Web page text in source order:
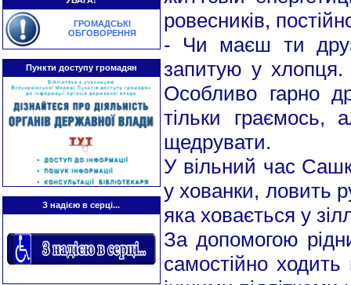
ГРОМАДСЬКІ
ОБГОВОРЕННЯ
Пункти доступу громадян
З надією в серці...
ровесників,
- Чи маєш ти
запитую у хлопця.
Особливо гарно
тільки граємось,
щедрувати.
У вільний час
у хованки, ловить
яка ховається у
За допомогою
самостійно